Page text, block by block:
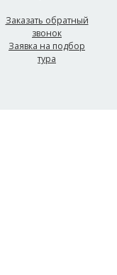
Заказать обратный
звонок
Заявка на подбор
тура